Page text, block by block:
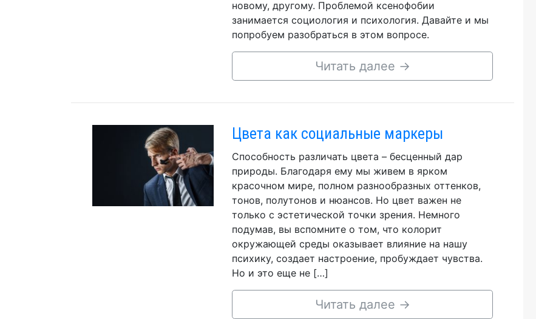
новому, другому. Проблемой ксенофобии
занимается социология и психология. Давайте и мы
попробуем разобраться в этом вопросе.
Читать далее →
Цвета как социальные маркеры
Способность различать цвета – бесценный дар
природы. Благодаря ему мы живем в ярком
красочном мире, полном разнообразных оттенков,
тонов, полутонов и нюансов. Но цвет важен не
только с эстетической точки зрения. Немного
подумав, вы вспомните о том, что колорит
окружающей среды оказывает влияние на нашу
психику, создает настроение, пробуждает чувства.
Но и это еще не […]
Читать далее →